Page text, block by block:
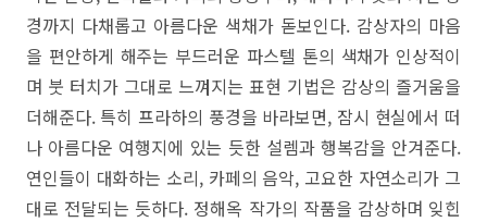
경까지 다채롭고 아름다운 색채가 돋보인다. 감상자의 마음
을 편안하게 해주는 부드러운 파스텔 톤의 색채가 인상적이
며 붓 터치가 그대로 느껴지는 표현 기법은 감상의 즐거움을
더해준다. 특히 프라하의 풍경을 바라보면, 잠시 현실에서 떠
나 아름다운 여행지에 있는 듯한 설렘과 행복감을 안겨준다.
연인들이 대화하는 소리, 카페의 음악, 고요한 자연소리가 그
대로 전달되는 듯하다. 정해옥 작가의 작품을 감상하며 잊힌